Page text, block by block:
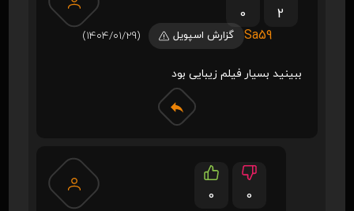
0
2
Sa59
گزارش اسپویل (1404/01/29)
ببینید بسیار فیلم زیبایی بود
0
0